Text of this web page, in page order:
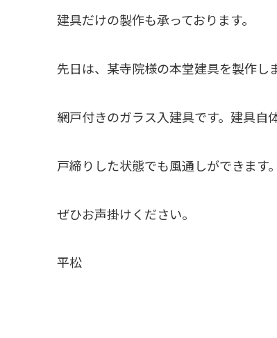
建具だけの製作も承っております。
先日は、某寺院様の本堂建具を製作しま
網戸付きのガラス入建具です。建具自
戸締りした状態でも風通しができます。
ぜひお声掛けください。
平松